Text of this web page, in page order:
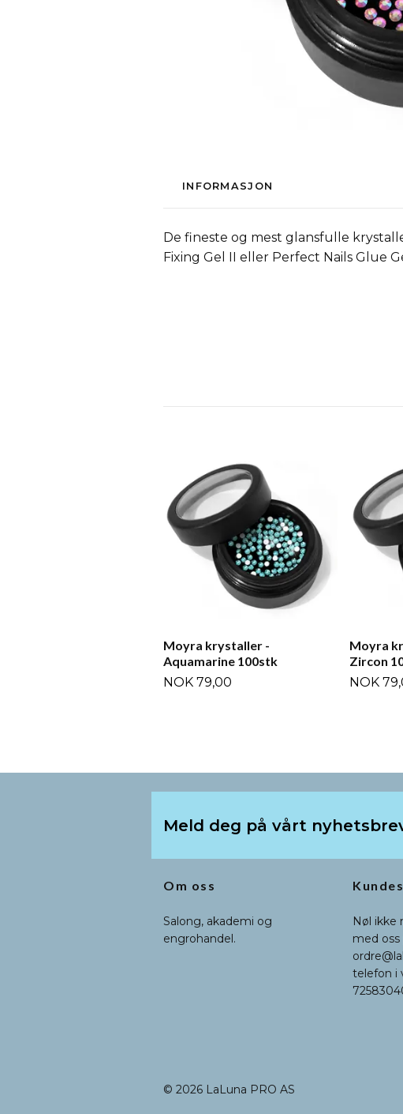
INFORMASJON
De fineste og mest glansfulle
Fixing Gel II eller Perfect Nails Glue
Moyra krystaller -
Aquamarine 100stk
NOK 79,00
Moyra
Zircon
NOK
Meld deg på vårt
Om oss
Salong, akademi og
engrohandel.
Nøl ikke
med oss
telefon i
© 2026 LaLuna PRO AS